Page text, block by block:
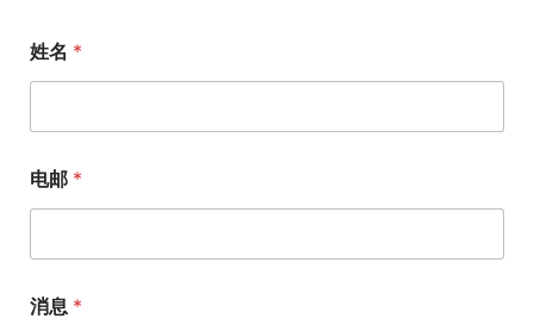
姓名 *
电邮 *
消息 *